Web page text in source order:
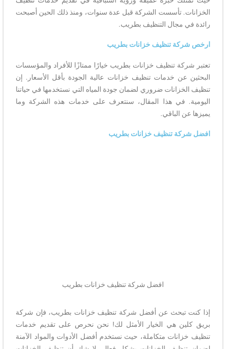
الخزانات. تأسست الشركة قبل عدة سنوات، ومنذ ذلك الحين أصبحت
رائدة في مجال التنظيف بطريب.
ارخص شركة تنظيف خزانات بطريب
تعتبر شركة تنظيف خزانات بطريب خيارًا ممتازًا للأفراد والمؤسسات
البحثين عن خدمات تنظيف خزانات عالية الجودة بأقل الأسعار. إن
تنظيف الخزانات ضروري لضمان جودة المياه التي نستخدمها في حياتنا
اليومية. في هذا المقال، سنتعرف على خدمات هذه الشركة وما
يميزها عن الباقي.
افضل شركة تنظيف خزانات بطريب
افضل شركة تنظيف خزانات بطريب
إذا كنت تبحث عن أفضل شركة تنظيف خزانات بطريب، فإن شركة
بريق كلين هي الخيار الأمثل لك! نحن نحرص على تقديم خدمات
تنظيف خزانات متكاملة، حيث نستخدم أفضل الأدوات والمواد الآمنة